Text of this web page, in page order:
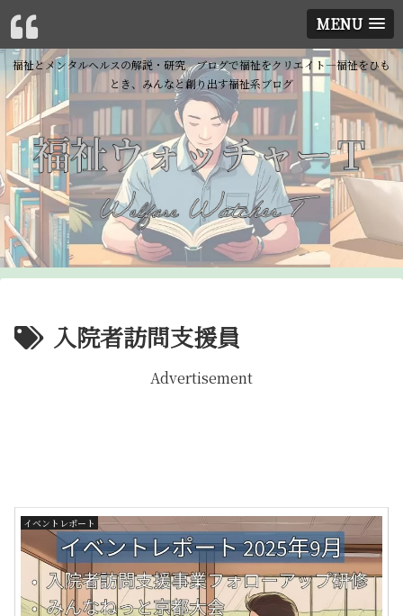
MENU
福祉とメンタルヘルスの解説・研究 ブログで福祉をクリエイト―福祉をひも
とき、みんなと創り出す福祉系ブログ
入院者訪問支援員
Advertisement
イベントレポート